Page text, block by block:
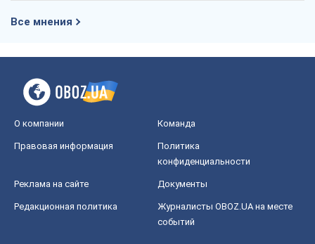
Все мнения
О компании Команда
Правовая информация
Политика
конфиденциальности
Реклама на сайте Документы
Редакционная политика
Журналисты OBOZ.UA на месте
событий